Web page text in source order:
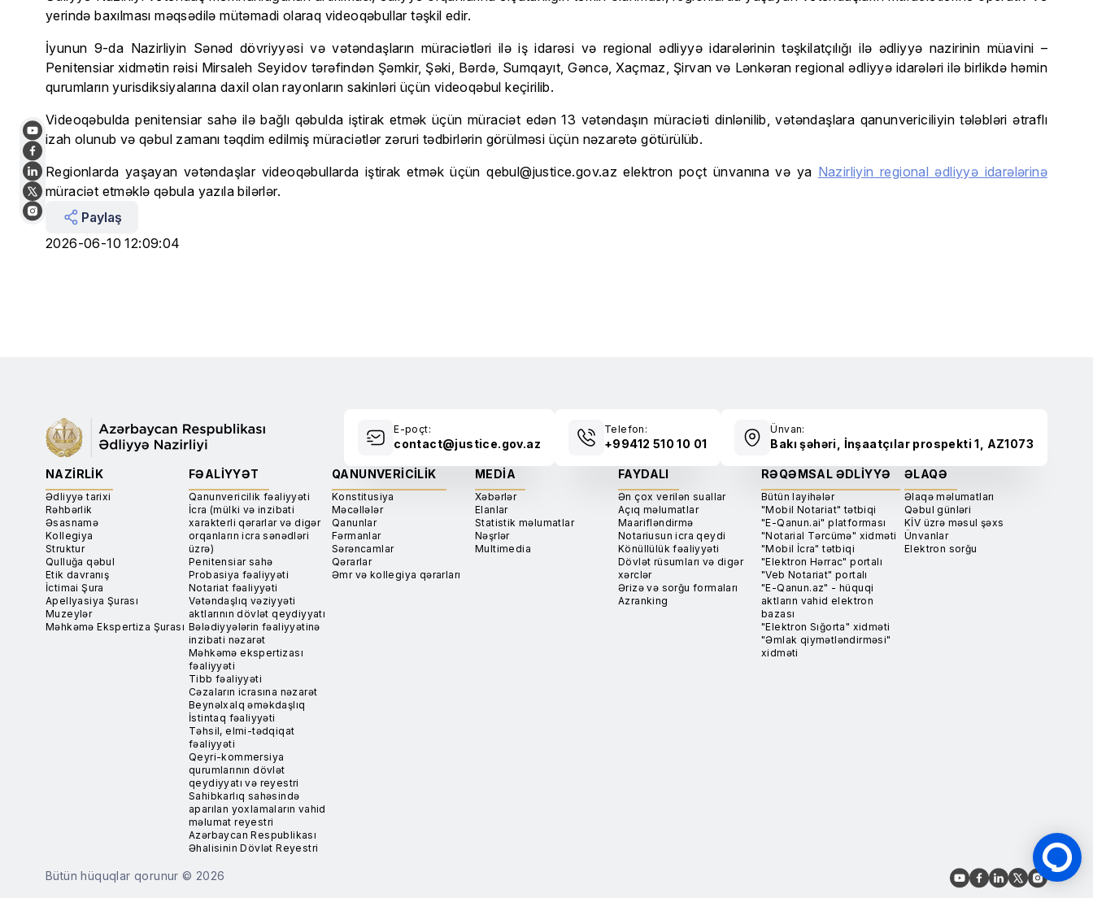
yerində baxılması məqsədilə mütəmadi olaraq videoqəbullar təşkil edir.
İyunun 9-da Nazirliyin Sənəd dövriyyəsi və vətəndaşların müraciətləri ilə iş idarəsi və regional ədliyyə idarələrinin təşkilatçılığı ilə ədliyyə nazirinin müavini –
Penitensiar xidmətin rəisi Mirsaleh Seyidov tərəfindən Şəmkir, Şəki, Bərdə, Sumqayıt, Gəncə, Xaçmaz, Şirvan və Lənkəran regional ədliyyə idarələri ilə birlikdə həmin
qurumların yurisdiksiyalarına daxil olan rayonların sakinləri üçün videoqəbul keçirilib.
Videoqəbulda penitensiar sahə ilə bağlı qəbulda iştirak etmək üçün müraciət edən 13 vətəndaşın müraciəti dinlənilib, vətəndaşlara qanunvericiliyin tələbləri ətraflı
izah olunub və qəbul zamanı təqdim edilmiş müraciətlər zəruri tədbirlərin görülməsi üçün nəzarətə götürülüb.
Regionlarda yaşayan vətəndaşlar videoqəbullarda iştirak etmək üçün qebul@justice.gov.az elektron poçt ünvanına və ya Nazirliyin regional ədliyyə idarələrinə
müraciət etməklə qəbula yazıla bilərlər.
Paylaş
2026-06-10 12:09:04
E-poçt:
contact@justice.gov.az
Telefon:
+99412 510 10 01
Ünvan:
Bakı şəhəri, İnşaatçılar prospekti 1, AZ1073
NAZIRLIK
Ədliyyə tarixi
Rəhbərlik
Əsasnamə
Kollegiya
Struktur
Qulluğa qəbul
Etik davranış
İctimai Şura
Apellyasiya Şurası
Muzeylər
Məhkəmə Ekspertiza Şurası
FƏALIYYƏT
Qanunvericilik fəaliyyəti
İcra (mülki və inzibati
xarakterli qərarlar və digər
orqanların icra sənədləri
üzrə)
Penitensiar sahə
Probasiya fəaliyyəti
Notariat fəaliyyəti
Vətəndaşlıq vəziyyəti
aktlarının dövlət qeydiyyatı
Bələdiyyələrin fəaliyyətinə
inzibati nəzarət
Məhkəmə ekspertizası
fəaliyyəti
Tibb fəaliyyəti
Cəzaların icrasına nəzarət
Beynəlxalq əməkdaşlıq
İstintaq fəaliyyəti
Təhsil, elmi-tədqiqat
fəaliyyəti
Qeyri-kommersiya
qurumlarının dövlət
qeydiyyatı və reyestri
Sahibkarlıq sahəsində
aparılan yoxlamaların vahid
məlumat reyestri
Azərbaycan Respublikası
Əhalisinin Dövlət Reyestri
QANUNVERICILIK
Konstitusiya
Məcəllələr
Qanunlar
Fərmanlar
Sərəncamlar
Qərarlar
Əmr və kollegiya qərarları
MEDIA
Xəbərlər
Elanlar
Statistik məlumatlar
Nəşrlər
Multimedia
FAYDALI
Ən çox verilən suallar
Açıq məlumatlar
Maarifləndirmə
Notariusun icra qeydi
Könüllülük fəaliyyəti
Dövlət rüsumları və digər
xərclər
Ərizə və sorğu formaları
Azranking
RƏQƏMSAL ƏDLIYYƏ
Bütün layihələr
"Mobil Notariat" tətbiqi
"E-Qanun.ai" platforması
"Notarial Tərcümə" xidməti
"Mobil İcra" tətbiqi
"Elektron Hərrac" portalı
"Veb Notariat" portalı
"E-Qanun.az" - hüquqi
aktların vahid elektron
bazası
"Elektron Sığorta" xidməti
"Əmlak qiymətləndirməsi"
xidməti
ƏLAQƏ
Əlaqə məlumatları
Qəbul günləri
KİV üzrə məsul şəxs
Ünvanlar
Elektron sorğu
Bütün hüquqlar qorunur © 2026